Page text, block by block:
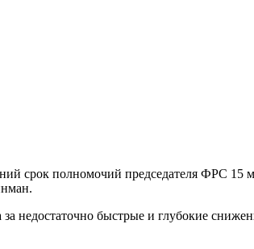
срок полномочий председателя ФРС 15
быстрые и глубокие